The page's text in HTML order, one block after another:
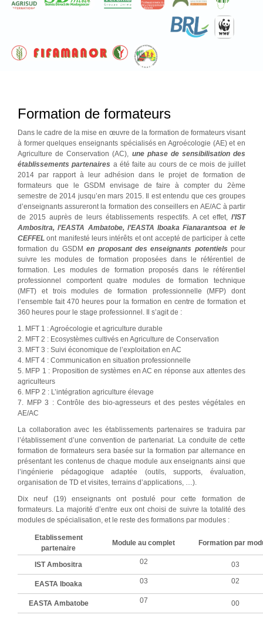
Formation de formateurs
Dans le cadre de la mise en œuvre de la formation de formateurs visant
à former quelques enseignants spécialisés en Agroécologie (AE) et en
Agriculture de Conservation (AC), une phase de sensibilisation des
établissements partenaires a été faite au cours de ce mois de juillet
2014 par rapport à leur adhésion dans le projet de formation de
formateurs que le GSDM envisage de faire à compter du 2ème
semestre de 2014 jusqu’en mars 2015. Il est entendu que ces groupes
d’enseignants assureront la formation des conseillers en AE/AC à partir
de 2015 auprès de leurs établissements respectifs. A cet effet, l’IST
Ambositra, l’EASTA Ambatobe, l’EASTA Iboaka Fianarantsoa et le
CEFFEL ont manifesté leurs intérêts et ont accepté de participer à cette
formation du GSDMen proposant des enseignants potentiels pour
suivre les modules de formation proposées dans le référentiel de
formation. Les modules de formation proposés dans le référentiel
professionnel comportent quatre modules de formation technique
(MFT) et trois modules de formation professionnelle (MFP) dont
l’ensemble fait 470 heures pour la formation en centre de formation et
360 heures pour le stage professionnel. Il s’agit de :
1. MFT 1 : Agroécologie et agriculture durable
2. MFT 2 : Ecosystèmes cultivés en Agriculture de Conservation
3. MFT 3 : Suivi économique de l’exploitation en AC
4. MFT 4 : Communication en situation professionnelle
5. MFP 1 : Proposition de systèmes en AC en réponse aux attentes des
agriculteurs
6. MFP 2 : L’intégration agriculture élevage
7. MFP 3 : Contrôle des bio-agresseurs et des pestes végétales en
AE/AC
La collaboration avec les établissements partenaires se traduira par
l’établissement d’une convention de partenariat. La conduite de cette
formation de formateurs sera basée sur la formation par alternance en
présentant les contenus de chaque module aux enseignants ainsi que
l’ingénierie pédagogique adaptée (outils, supports, évaluation,
organisation de TD et visites, terrains d’applications, …).
Dix neuf (19) enseignants ont postulé pour cette formation de
formateurs. La majorité d’entre eux ont choisi de suivre la totalité des
modules de spécialisation, et le reste des formations par modules :
Etablissement
partenaire
Module au complet Formation par
IST Ambositra 02 03
EASTA Iboaka 03 02
EASTA Ambatobe 07 00